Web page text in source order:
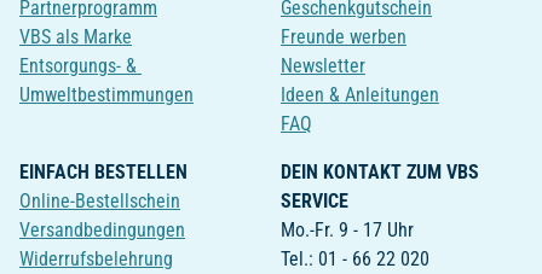
Partnerprogramm
VBS als Marke
Entsorgungs- &
Umweltbestimmungen
Geschenkgutschein
Freunde werben
Newsletter
Ideen & Anleitungen
FAQ
EINFACH BESTELLEN
Online-Bestellschein
Versandbedingungen
Widerrufsbelehrung
DEIN KONTAKT ZUM VBS
SERVICE
Mo.-Fr. 9 - 17 Uhr
Tel.: 01 - 66 22 020